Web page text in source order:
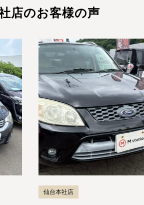
店のお客様の声
仙台本社店